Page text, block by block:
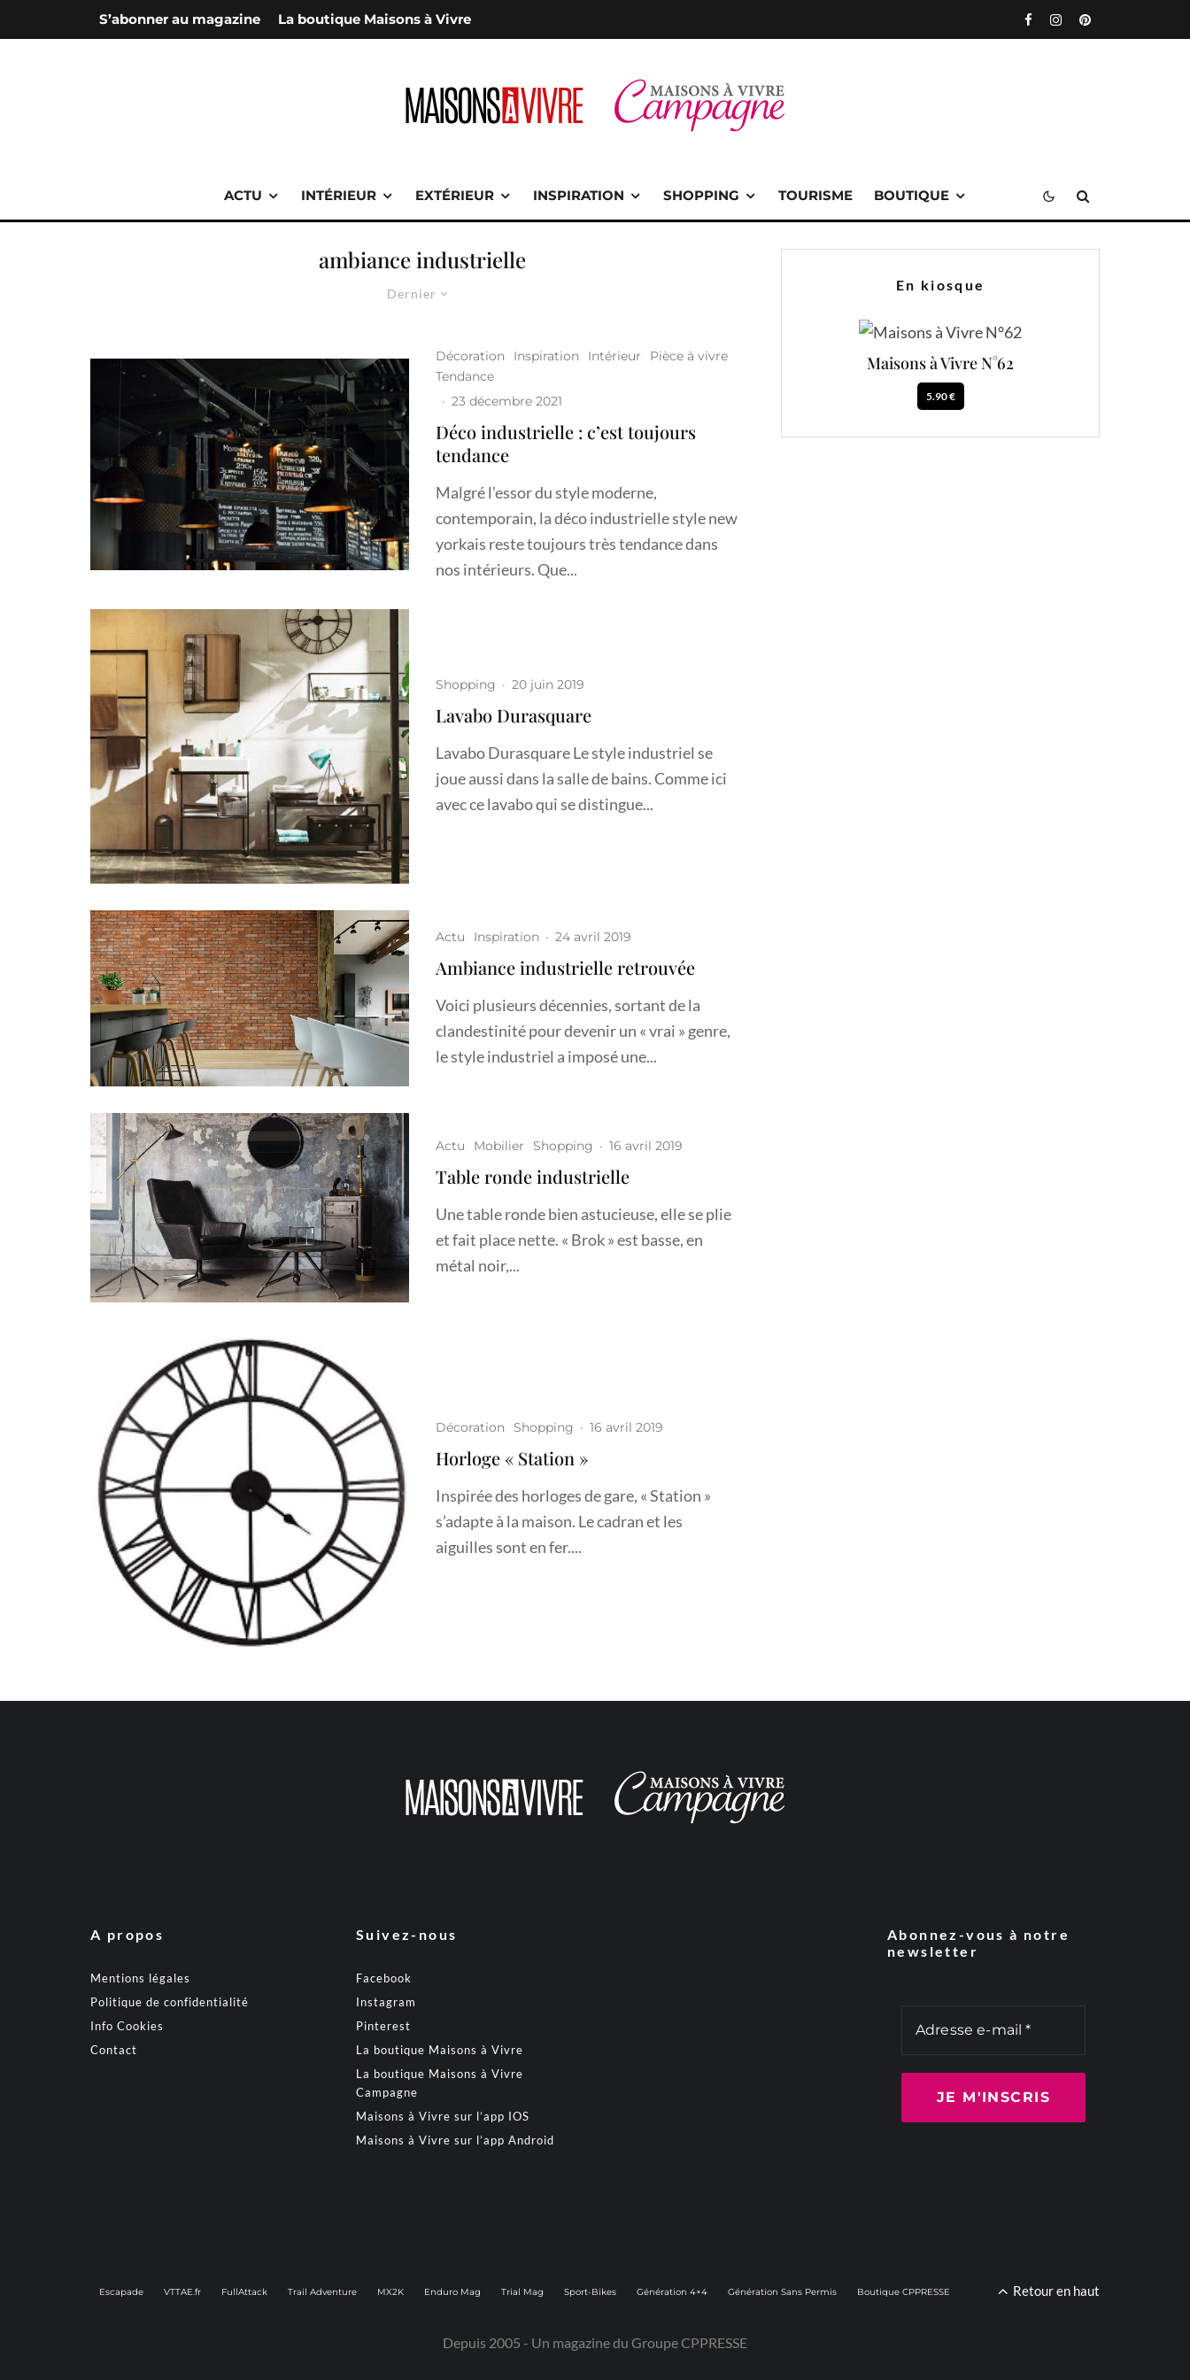
S’abonner au magazine La boutique Maisons à Vivre
ACTU INTÉRIEUR EXTÉRIEUR INSPIRATION SHOPPING TOURISME BOUTIQUE
ambiance industrielle
Dernier
Décoration Inspiration Intérieur
Pièce à vivre
Tendance
· 23 décembre 2021
Déco industrielle : c’est toujours
tendance
Malgré l’essor du style moderne,
contemporain, la déco industrielle style new
yorkais reste toujours très tendance dans
nos intérieurs. Que...
Shopping · 20 juin 2019
Lavabo Durasquare
Lavabo Durasquare Le style industriel se
joue aussi dans la salle de bains. Comme ici
avec ce lavabo qui se distingue...
Actu Inspiration · 24 avril 2019
Ambiance industrielle retrouvée
Voici plusieurs décennies, sortant de la
clandestinité pour devenir un « vrai » genre,
le style industriel a imposé une...
Actu Mobilier Shopping · 16 avril 2019
Table ronde industrielle
Une table ronde bien astucieuse, elle se plie
et fait place nette. « Brok » est basse, en
métal noir,...
Décoration Shopping · 16 avril 2019
Horloge « Station »
Inspirée des horloges de gare, « Station »
s’adapte à la maison. Le cadran et les
aiguilles sont en fer....
En kiosque
Maisons à Vivre N°62
5.90 €
A propos
Mentions légales
Politique de confidentialité
Info Cookies
Contact
Suivez-nous
Facebook
Instagram
Pinterest
La boutique Maisons à Vivre
La boutique Maisons à Vivre
Campagne
Maisons à Vivre sur l’app IOS
Maisons à Vivre sur l’app Android
Abonnez-vous à notre
newsletter
Escapade VTTAE.fr FullAttack Trail Adventure MX2K Enduro Mag Trial Mag Sport-Bikes Génération 4×4 Génération Sans Permis Boutique CPPRESSE Retour en haut
Depuis 2005 - Un magazine du Groupe CPPRESSE